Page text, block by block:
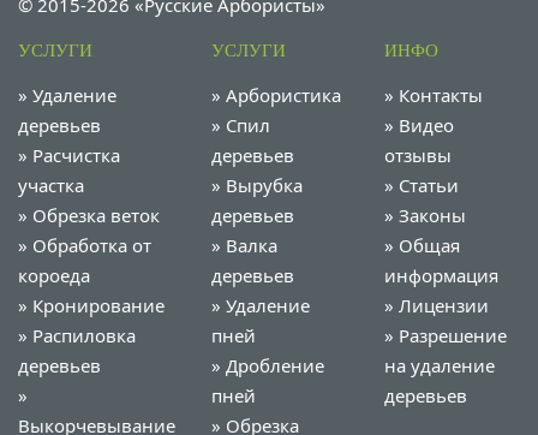
УСЛУГИ
» Удаление
деревьев
» Расчистка
участка
» Обрезка веток
» Обработка от
короеда
» Кронирование
» Распиловка
деревьев
»
Выкорчевывание
УСЛУГИ
» Арбористика
» Спил
деревьев
» Вырубка
деревьев
» Валка
деревьев
» Удаление
пней
» Дробление
пней
» Обрезка
ИНФО
» Контакты
» Видео
отзывы
» Статьи
» Законы
» Общая
информация
» Лицензии
» Разрешение
на удаление
деревьев